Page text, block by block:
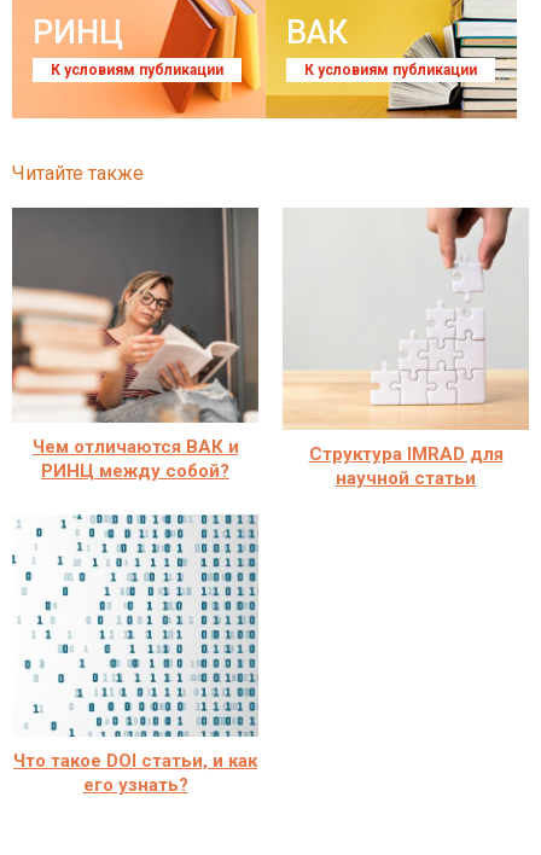
РИНЦ
К условиям публикации
ВАК
К условиям публикации
Читайте также
Чем отличаются ВАК и
РИНЦ между собой?
Структура IMRAD для
научной статьи
Что такое DOI статьи, и как
его узнать?